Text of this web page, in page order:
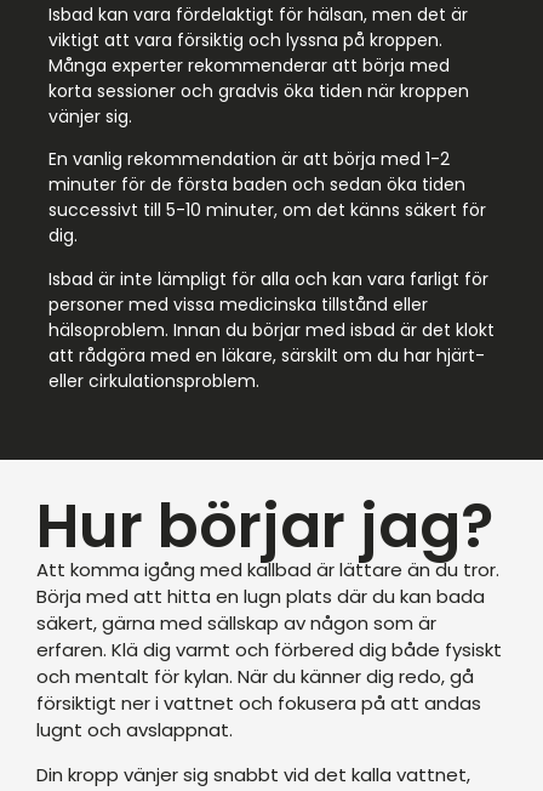
Isbad kan vara fördelaktigt för hälsan, men det är
viktigt att vara försiktig och lyssna på kroppen.
Många experter rekommenderar att börja med
korta sessioner och gradvis öka tiden när kroppen
vänjer sig.
En vanlig rekommendation är att börja med 1-2
minuter för de första baden och sedan öka tiden
successivt till 5-10 minuter, om det känns säkert för
dig.
Isbad är inte lämpligt för alla och kan vara farligt för
personer med vissa medicinska tillstånd eller
hälsoproblem. Innan du börjar med isbad är det klokt
att rådgöra med en läkare, särskilt om du har hjärt-
eller cirkulationsproblem.
Hur börjar jag?
Att komma igång med kallbad är lättare än du tror.
Börja med att hitta en lugn plats där du kan bada
säkert, gärna med sällskap av någon som är
erfaren. Klä dig varmt och förbered dig både fysiskt
och mentalt för kylan. När du känner dig redo, gå
försiktigt ner i vattnet och fokusera på att andas
lugnt och avslappnat.
Din kropp vänjer sig snabbt vid det kalla vattnet,